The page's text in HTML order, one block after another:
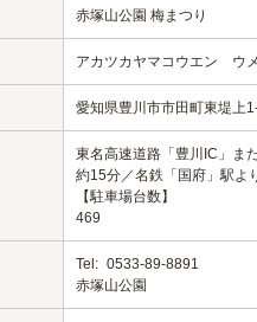
赤塚山公園 梅まつり
アカツカヤマコウエン ウ
愛知県豊川市市田町東堤上
東名高速道路「豊川IC」ま
約15分／名鉄「国府」駅よ
【駐車場台数】
469
Tel: 0533-89-8891
赤塚山公園